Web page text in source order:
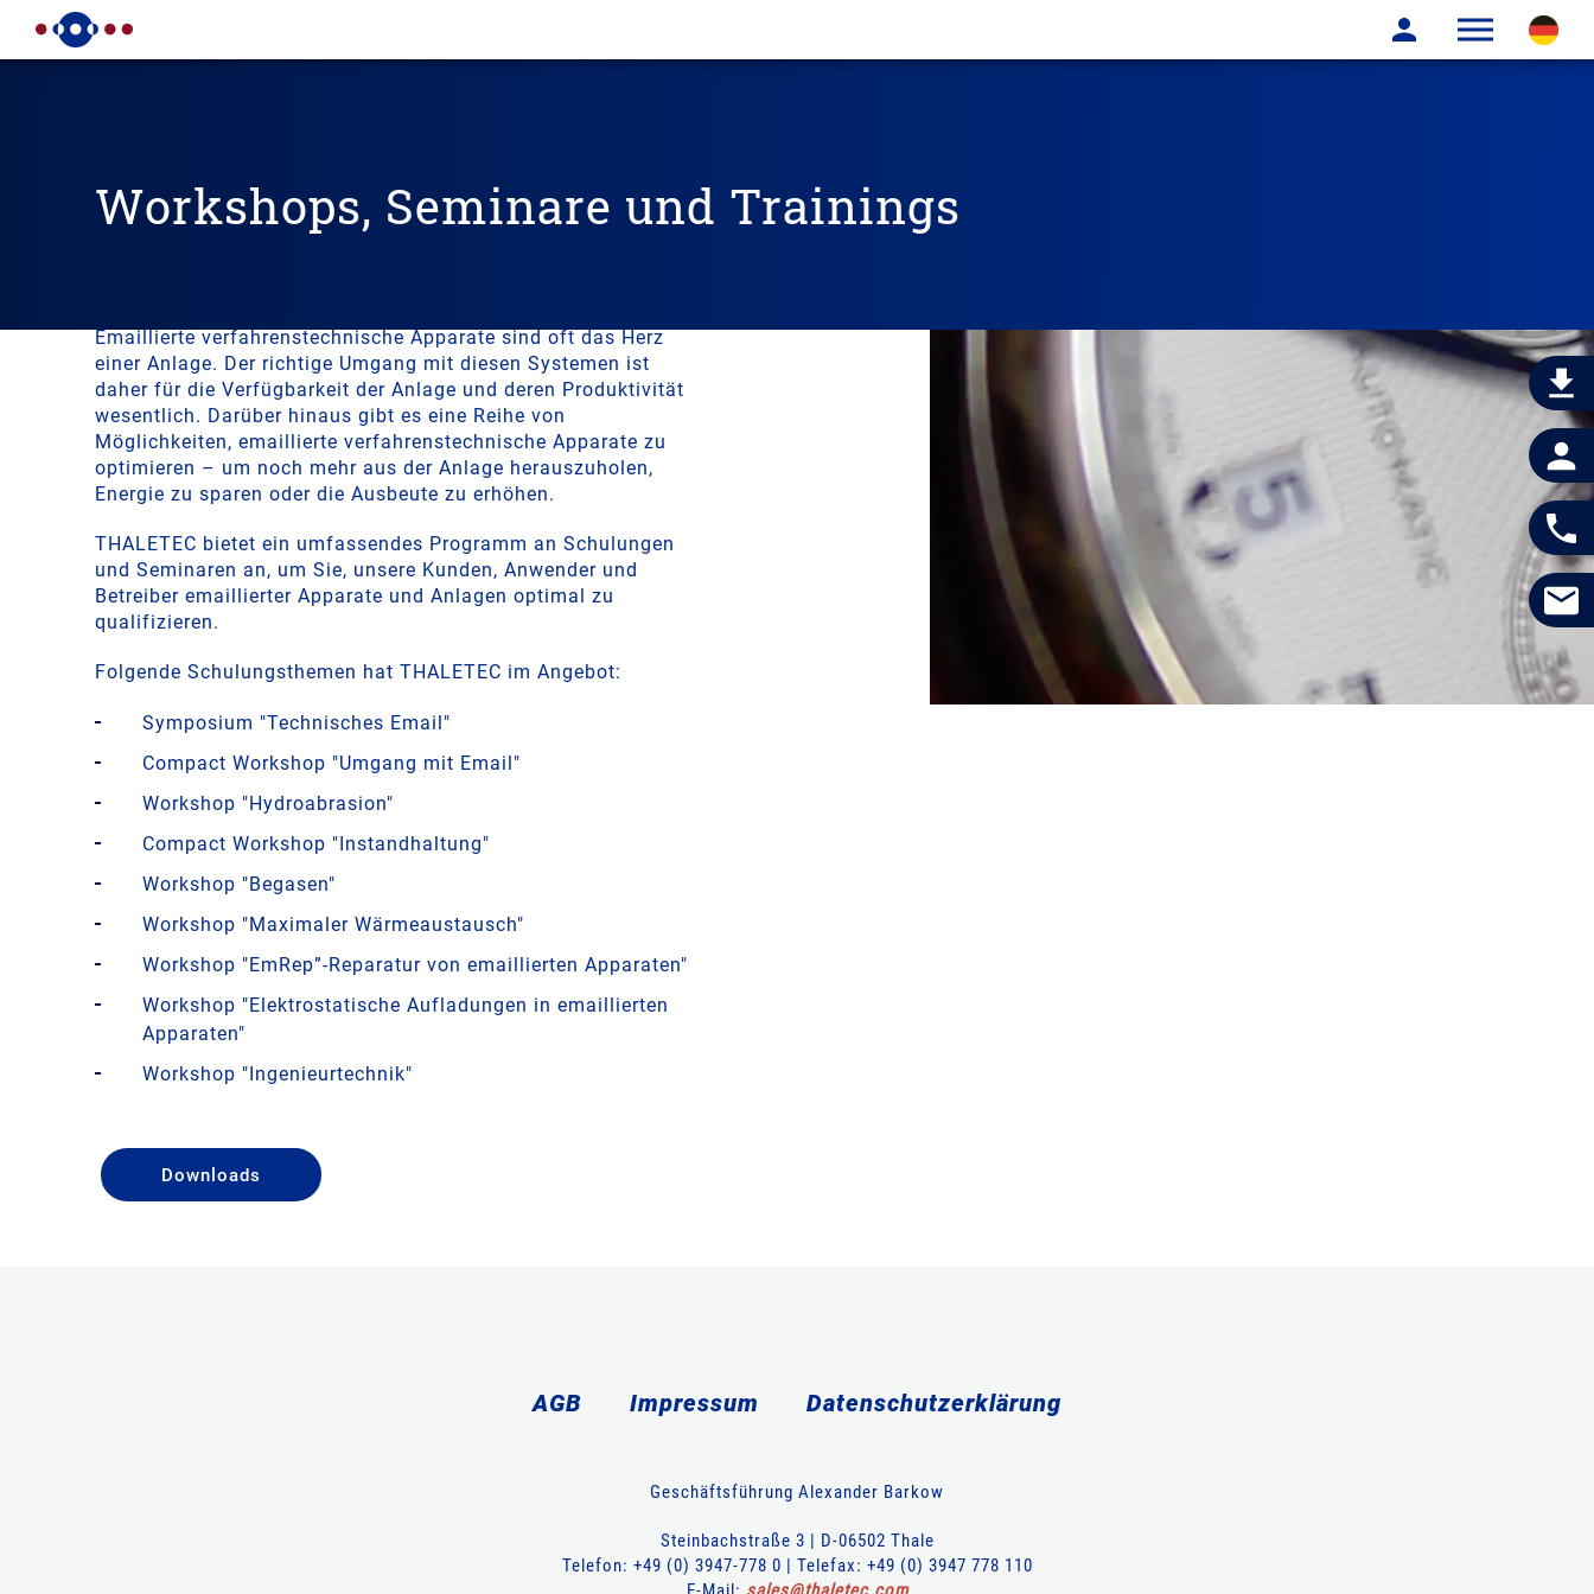
Workshops, Seminare und Trainings
Emaillierte verfahrenstechnische Apparate sind oft das Herz
einer Anlage. Der richtige Umgang mit diesen Systemen ist
daher für die Verfügbarkeit der Anlage und deren Produktivität
wesentlich. Darüber hinaus gibt es eine Reihe von
Möglichkeiten, emaillierte verfahrenstechnische Apparate zu
optimieren – um noch mehr aus der Anlage herauszuholen,
Energie zu sparen oder die Ausbeute zu erhöhen.
THALETEC bietet ein umfassendes Programm an Schulungen
und Seminaren an, um Sie, unsere Kunden, Anwender und
Betreiber emaillierter Apparate und Anlagen optimal zu
qualifizieren.
Folgende Schulungsthemen hat THALETEC im Angebot:
Symposium "Technisches Email"
Compact Workshop "Umgang mit Email"
Workshop "Hydroabrasion"
Compact Workshop "Instandhaltung"
Workshop "Begasen"
Workshop "Maximaler Wärmeaustausch"
Workshop "EmRep”-Reparatur von emaillierten Apparaten"
Workshop "Elektrostatische Aufladungen in emaillierten
Apparaten"
Workshop "Ingenieurtechnik"
Downloads
AGB Impressum Datenschutzerklärung
Geschäftsführung Alexander Barkow
Steinbachstraße 3 | D-06502 Thale
Telefon: +49 (0) 3947-778 0 | Telefax: +49 (0) 3947 778 110